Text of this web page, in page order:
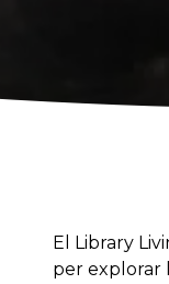
El Library
per explorar